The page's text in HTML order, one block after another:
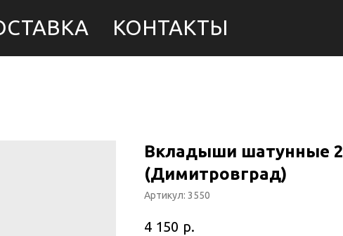
КОНТАКТЫ
Вкладыши шатунные
(Димитровград)
Артикул: 3550
4 150 р.